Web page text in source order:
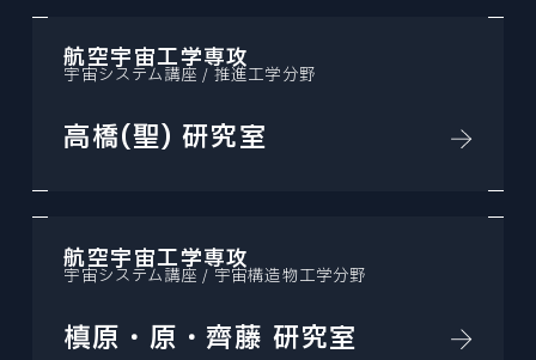
航空宇宙工学専攻
宇宙システム講座 / 推進工学分野
高橋(聖) 研究室
航空宇宙工学専攻
宇宙システム講座 / 宇宙構造物工学分野
槙原・原・齊藤 研究室